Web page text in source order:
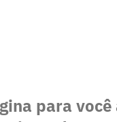
para você